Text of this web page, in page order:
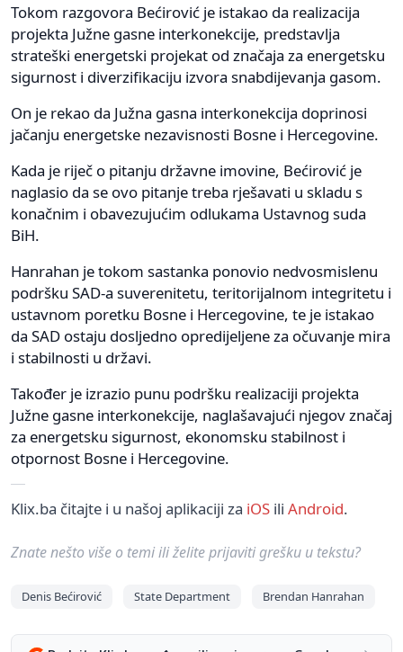
Tokom razgovora Bećirović je istakao da realizacija
projekta Južne gasne interkonekcije, predstavlja
strateški energetski projekat od značaja za energetsku
sigurnost i diverzifikaciju izvora snabdijevanja gasom.
On je rekao da Južna gasna interkonekcija doprinosi
jačanju energetske nezavisnosti Bosne i Hercegovine.
Kada je riječ o pitanju državne imovine, Bećirović je
naglasio da se ovo pitanje treba rješavati u skladu s
konačnim i obavezujućim odlukama Ustavnog suda
BiH.
Hanrahan je tokom sastanka ponovio nedvosmislenu
podršku SAD-a suverenitetu, teritorijalnom integritetu i
ustavnom poretku Bosne i Hercegovine, te je istakao
da SAD ostaju dosljedno opredijeljene za očuvanje mira
i stabilnosti u državi.
Također je izrazio punu podršku realizaciji projekta
Južne gasne interkonekcije, naglašavajući njegov značaj
za energetsku sigurnost, ekonomsku stabilnost i
otpornost Bosne i Hercegovine.
Klix.ba čitajte i u našoj aplikaciji za iOS ili Android.
Znate nešto više o temi ili želite prijaviti grešku u tekstu?
Denis Bećirović State Department Brendan Hanrahan